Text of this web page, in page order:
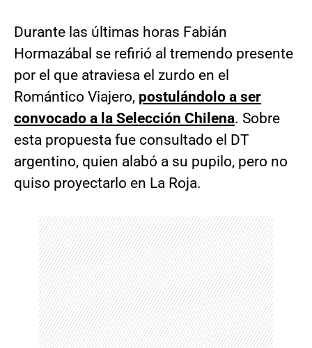
Durante las últimas horas Fabián
Hormazábal se refirió al tremendo presente
por el que atraviesa el zurdo en el
Romántico Viajero, postulándolo a ser
convocado a la Selección Chilena. Sobre
esta propuesta fue consultado el DT
argentino, quien alabó a su pupilo, pero no
quiso proyectarlo en La Roja.